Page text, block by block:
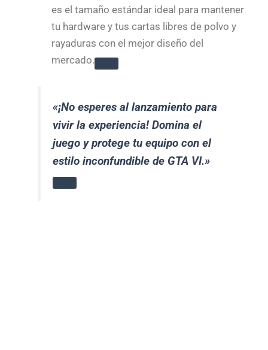
es el tamaño estándar ideal para mantener
tu hardware y tus cartas libres de polvo y
rayaduras con el mejor diseño del
mercado.
«¡No esperes al lanzamiento para
vivir la experiencia! Domina el
juego y protege tu equipo con el
estilo inconfundible de GTA VI.»